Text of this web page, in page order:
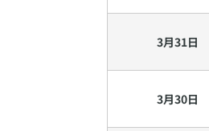
3月31日
3月30日